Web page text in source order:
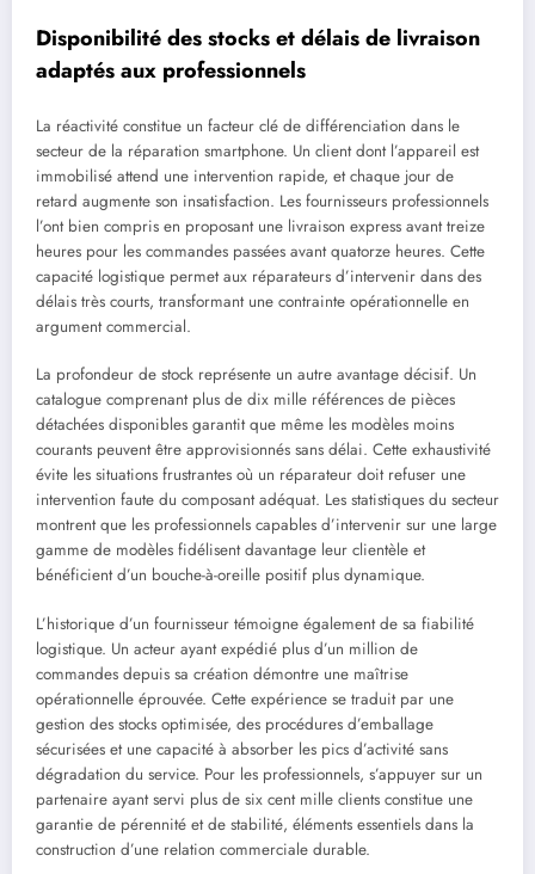
Disponibilité des stocks et délais de livraison
adaptés aux professionnels
La réactivité constitue un facteur clé de différenciation dans le
secteur de la réparation smartphone. Un client dont l’appareil est
immobilisé attend une intervention rapide, et chaque jour de
retard augmente son insatisfaction. Les fournisseurs professionnels
l’ont bien compris en proposant une livraison express avant treize
heures pour les commandes passées avant quatorze heures. Cette
capacité logistique permet aux réparateurs d’intervenir dans des
délais très courts, transformant une contrainte opérationnelle en
argument commercial.
La profondeur de stock représente un autre avantage décisif. Un
catalogue comprenant plus de dix mille références de pièces
détachées disponibles garantit que même les modèles moins
courants peuvent être approvisionnés sans délai. Cette exhaustivité
évite les situations frustrantes où un réparateur doit refuser une
intervention faute du composant adéquat. Les statistiques du secteur
montrent que les professionnels capables d’intervenir sur une large
gamme de modèles fidélisent davantage leur clientèle et
bénéficient d’un bouche-à-oreille positif plus dynamique.
L’historique d’un fournisseur témoigne également de sa fiabilité
logistique. Un acteur ayant expédié plus d’un million de
commandes depuis sa création démontre une maîtrise
opérationnelle éprouvée. Cette expérience se traduit par une
gestion des stocks optimisée, des procédures d’emballage
sécurisées et une capacité à absorber les pics d’activité sans
dégradation du service. Pour les professionnels, s’appuyer sur un
partenaire ayant servi plus de six cent mille clients constitue une
garantie de pérennité et de stabilité, éléments essentiels dans la
construction d’une relation commerciale durable.